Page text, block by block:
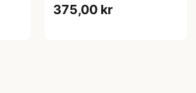
XL
375,00 kr